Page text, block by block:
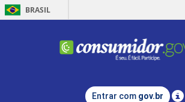
BRASIL
Entrar com gov.br